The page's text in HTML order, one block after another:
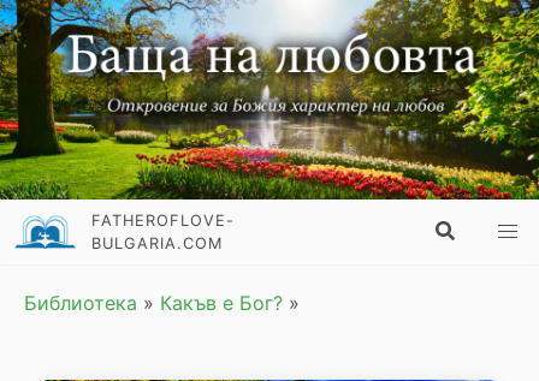
FATHEROFLOVE-
BULGARIA.COM
Библиотека » Какъв е Бог? »